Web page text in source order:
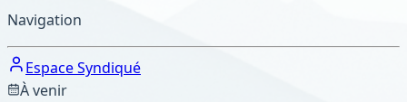
Navigation
Espace Syndiqué
À venir